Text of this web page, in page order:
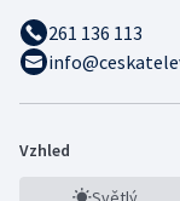
261 136 113
Vzhled